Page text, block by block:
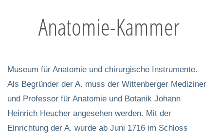
Anatomie-Kammer
Museum für Anatomie und chirurgische Instrumente.
Als Begründer der A. muss der Wittenberger Mediziner
und Professor für Anatomie und Botanik Johann
Heinrich Heucher angesehen werden. Mit der
Einrichtung der A. wurde ab Juni 1716 im Schloss